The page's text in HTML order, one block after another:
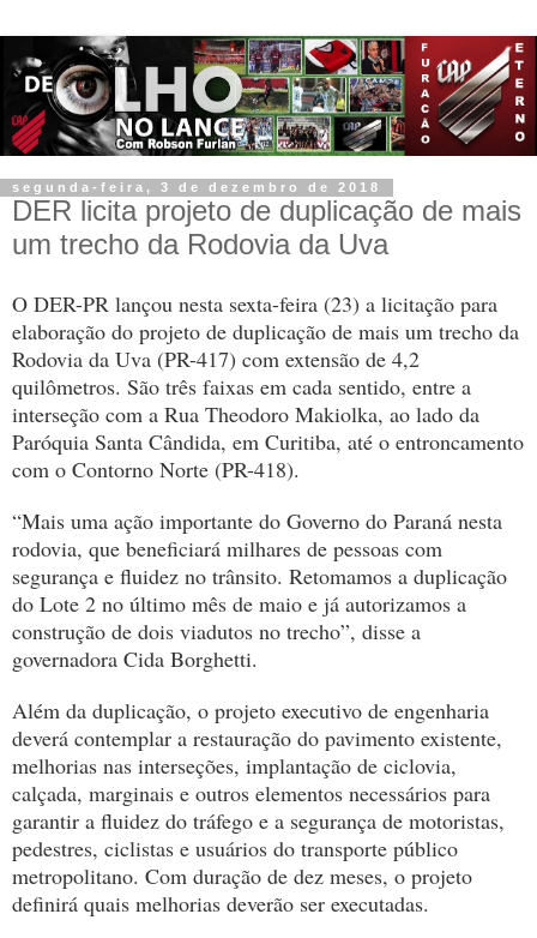
segunda-feira, 3 de dezembro de 2018
DER licita projeto de duplicação de mais
um trecho da Rodovia da Uva
O DER-PR lançou nesta sexta-feira (23) a licitação para
elaboração do projeto de duplicação de mais um trecho da
Rodovia da Uva (PR-417) com extensão de 4,2
quilômetros. São três faixas em cada sentido, entre a
interseção com a Rua Theodoro Makiolka, ao lado da
Paróquia Santa Cândida, em Curitiba, até o entroncamento
com o Contorno Norte (PR-418).
“Mais uma ação importante do Governo do Paraná nesta
rodovia, que beneficiará milhares de pessoas com
segurança e fluidez no trânsito. Retomamos a duplicação
do Lote 2 no último mês de maio e já autorizamos a
construção de dois viadutos no trecho”, disse a
governadora Cida Borghetti.
Além da duplicação, o projeto executivo de engenharia
deverá contemplar a restauração do pavimento existente,
melhorias nas interseções, implantação de ciclovia,
calçada, marginais e outros elementos necessários para
garantir a fluidez do tráfego e a segurança de motoristas,
pedestres, ciclistas e usuários do transporte público
metropolitano. Com duração de dez meses, o projeto
definirá quais melhorias deverão ser executadas.